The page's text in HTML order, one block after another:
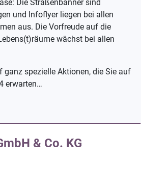
Die Straßenbanner sind
und Infoflyer liegen bei allen
aus. Die Vorfreude auf die
wächst bei allen
ganz spezielle Aktionen, die Sie auf
erwarten…
& Co. KG